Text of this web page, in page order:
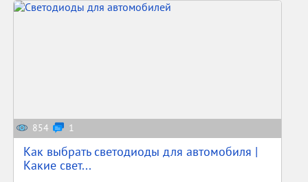
854 1
Как выбрать светодиоды для автомобиля |
Какие свет...